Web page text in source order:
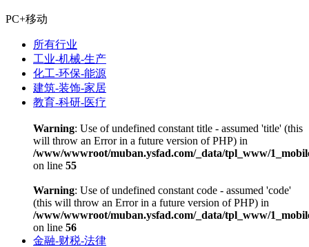
PC+移动
所有行业
工业-机械-生产
化工-环保-能源
建筑-装饰-家居
教育-科研-医疗
Warning: Use of undefined constant title - assumed 'title' (this
will throw an Error in a future version of PHP) in
/www/wwwroot/muban.ysfad.com/_data/tpl_www/
on line 55
Warning: Use of undefined constant code - assumed 'code'
(this will throw an Error in a future version of PHP) in
/www/wwwroot/muban.ysfad.com/_data/tpl_www/
on line 56
金融-财税-法律